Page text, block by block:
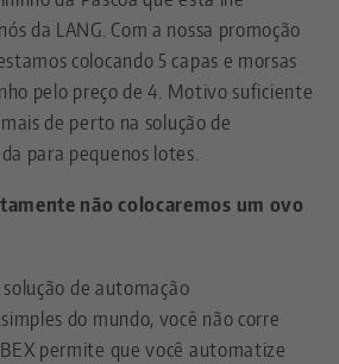
da LANG. Com a nossa promoção
colocando 5 capas e morsas
pelo preço de 4. Motivo suficiente
de perto na solução de
para pequenos lotes.
não colocaremos um ovo
de automação
do mundo, você não corre
permite que você automatize